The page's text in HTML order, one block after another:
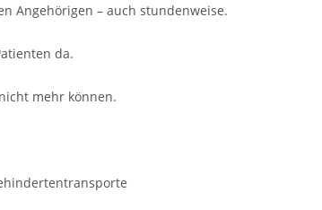
Angehörigen – auch stundenweise.
da.
mehr können.